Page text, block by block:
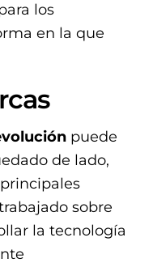
los
en la que
puede
de lado,
sobre
la tecnología